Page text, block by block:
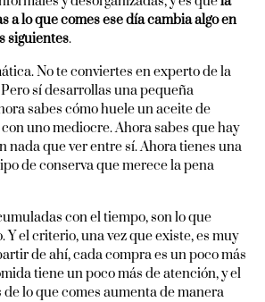
a lo que comes ese día cambia algo en
siguientes.
No te conviertes en experto de la
sí desarrollas una pequeña
sabes cómo huele un aceite de
uno mediocre. Ahora sabes que hay
nada que ver entre sí. Ahora tienes una
de conserva que merece la pena
con el tiempo, son lo que
el criterio, una vez que existe, es muy
de ahí, cada compra es un poco más
tiene un poco más de atención, y el
lo que comes aumenta de manera